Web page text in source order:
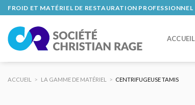
Skip
to
content
FROID ET MATÉRIEL DE RESTAURATION PROFESSIONNEL
ACCUEIL
ACCUEIL > LA GAMME DE MATÉRIEL > CENTRIFUGEUSE TAMIS